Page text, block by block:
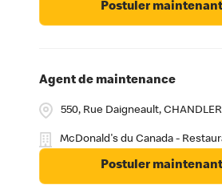
Postuler maintenant
Agent de maintenance
550, Rue Daigneault,
McDonald's du Canada -
Postuler maintenant